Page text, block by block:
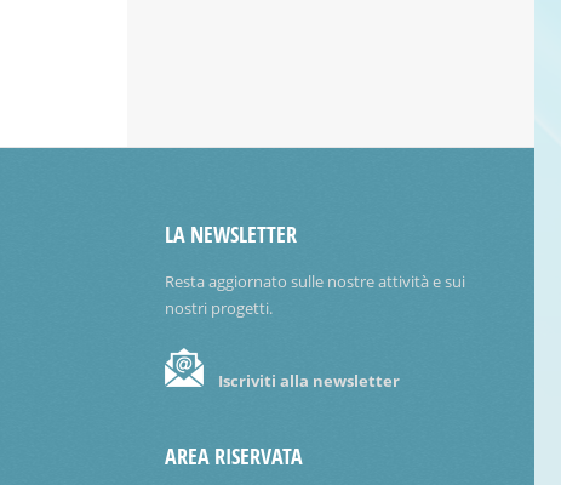
LA NEWSLETTER
Resta aggiornato sulle nostre attività e sui
nostri progetti.
Iscriviti alla newsletter
AREA RISERVATA